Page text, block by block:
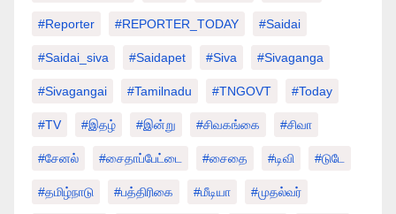
#Reporter #REPORTER_TODAY #saidai
#saidai_siva #saidapet #Siva #Sivaganga
#sivagangai #tamilnadu #TNGOVT #today
#TV #இதழ் #இன்று #சிவகங்கை #சிவா
#சேனல் #சைதாப்பேட்டை #சைதை #டிவி #டுடே
#தமிழ்நாடு #பத்திரிகை #மீடியா #முதல்வர்